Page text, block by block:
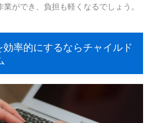
ができ、負担も軽くなるでしょう。
率的にするならチャイルド